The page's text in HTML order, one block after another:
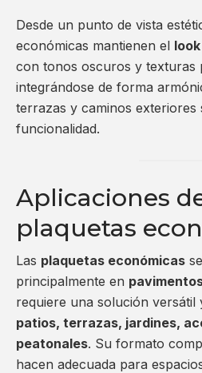
Desde un punto de vista
económicas mantienen el
con tonos oscuros y texturas
integrándose de forma
terrazas y caminos exteriores
funcionalidad.
Aplicaciones
plaquetas
Las plaquetas económicas
principalmente en
requiere una solución versátil
patios, terrazas, jardines,
peatonales. Su formato
hacen adecuada para